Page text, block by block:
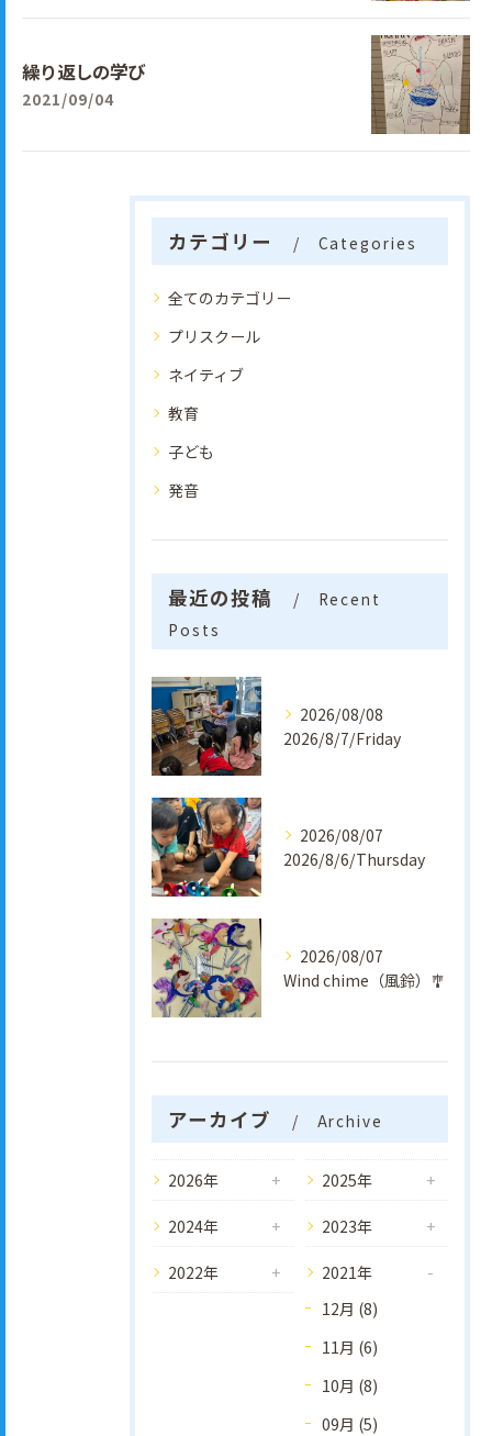
繰り返しの学び
2021/09/04
カテゴリー Categories
全てのカテゴリー
プリスクール
ネイティブ
教育
子ども
発音
最近の投稿
Recent
Posts
2026/08/08
2026/8/7/Friday
2026/08/07
2026/8/6/Thursday
2026/08/07
Wind chime（風鈴）🎐
アーカイブ Archive
2026年 2025年
2024年 2023年
2022年
2021年
12月 (8)
11月 (6)
10月 (8)
09月 (5)